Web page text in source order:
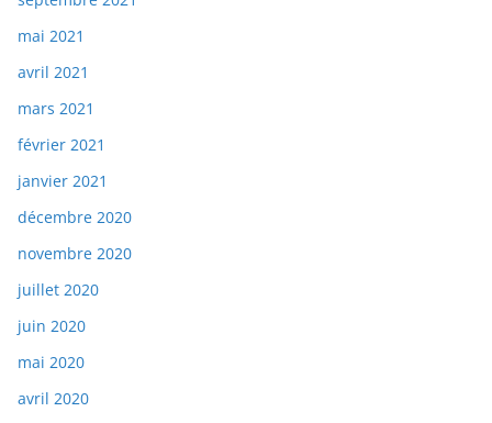
mai 2021
avril 2021
mars 2021
février 2021
janvier 2021
décembre 2020
novembre 2020
juillet 2020
juin 2020
mai 2020
avril 2020